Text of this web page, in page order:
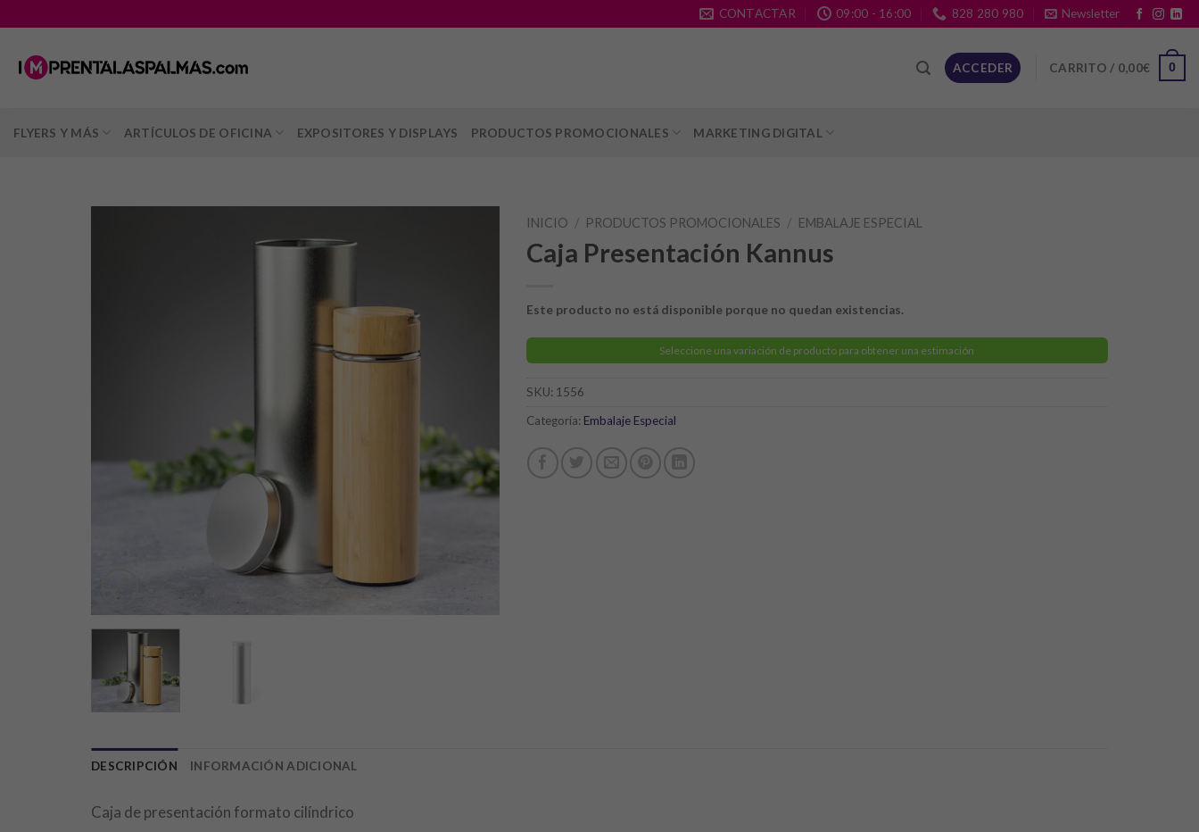
contenido
CONTACTAR 09:00 - 16:00 828 280 980 Newsletter
ACCEDER CARRITO / 0,00€ 0
FLYERS Y MÁS ARTÍCULOS DE OFICINA EXPOSITORES Y DISPLAYS PRODUCTOS PROMOCIONALES MARKETING DIGITAL
INICIO / PRODUCTOS PROMOCIONALES / EMBALAJE ESPECIAL
Caja Presentación Kannus
Este producto no está disponible porque no quedan existencias.
Seleccione una variación de producto para obtener una estimación
SKU: 1556
Categoría: Embalaje Especial
DESCRIPCIÓN INFORMACIÓN ADICIONAL
Caja de presentación formato cilíndrico